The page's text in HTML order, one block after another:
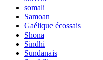
somali
Samoan
Gaélique écossais
Shona
Sindhi
Sundanais